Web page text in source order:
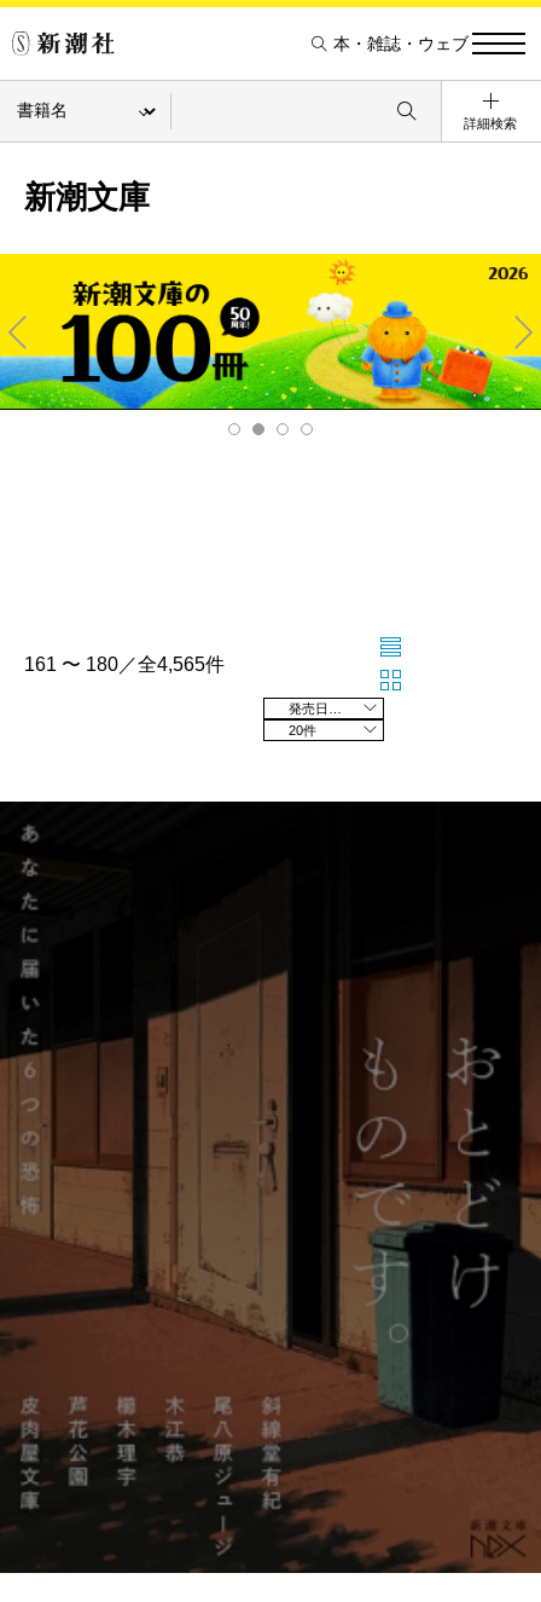
本・雑誌・ウェブ
詳細検索
新潮文庫
Pre
v
Ne
xt
161 〜 180／全4,565件
20件